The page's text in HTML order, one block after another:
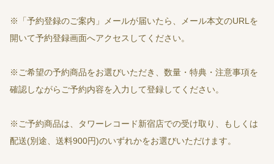
※「予約登録のご案内」メールが届いたら、メール本文のURLを
開いて予約登録画面へアクセスしてください。
※ご希望の予約商品をお選びいただき、数量・特典・注意事項を
確認しながらご予約内容を入力して登録してください。
※ご予約商品は、タワーレコード新宿店での受け取り、もしくは
配送(別途、送料900円)のいずれかをお選びいただけます。